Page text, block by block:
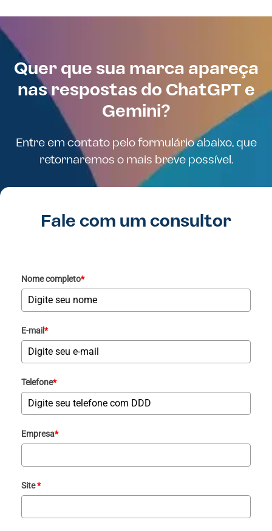
Quer que sua marca apareça
nas respostas do ChatGPT e
Gemini?
Entre em contato pelo formulário abaixo, que
retornaremos o mais breve possível.
Fale com um consultor
Nome completo*
E-mail*
Telefone*
Empresa*
Site*